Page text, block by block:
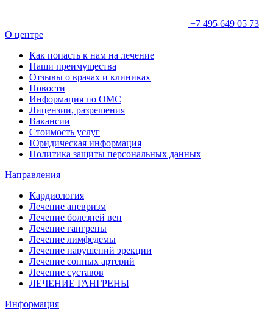
+7 495 649 05 73
О центре
Как попасть к нам на лечение
Наши преимущества
Отзывы о врачах и клиниках
Новости
Информация по ОМС
Лицензии, разрешения
Вакансии
Стоимость услуг
Юридическая информация
Политика защиты персональных данных
Направления
Кардиология
Лечение аневризм
Лечение болезней вен
Лечение гангрены
Лечение лимфедемы
Лечение нарушений эрекции
Лечение сонных артерий
Лечение суставов
ЛЕЧЕНИЕ ГАНГРЕНЫ
Информация